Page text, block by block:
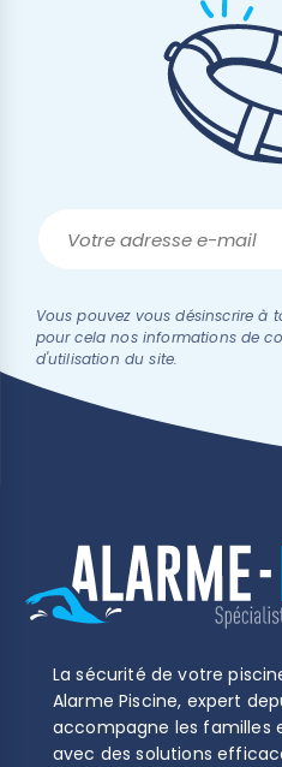
Vous pouvez vous désinscrire à
pour cela nos informations de
d'utilisation du site.
La sécurité de votre
Alarme Piscine, expert
accompagne les familles
avec des solutions